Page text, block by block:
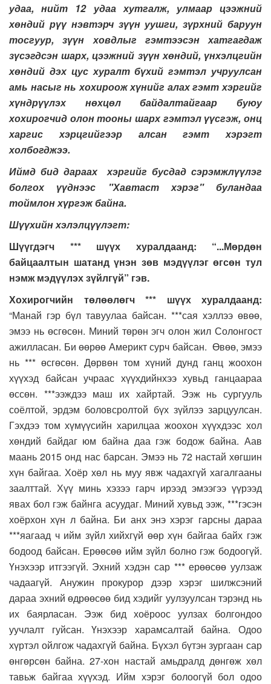
удаа, нийт 12 удаа хутгалж, улмаар цээжний
хөндий рүү нэвтэрч зүүн уушги, зүрхний баруун
тосгуур, зүүн ховдлыг гэмтээсэн хатгагдаж
зүсэгдсэн шарх, цээжний зүүн хөндий, үнхэлцгийн
хөндий дэх цус хуралт бүхий гэмтэл учруулсан
амь насыг нь хохироож хүнийг алах гэмт хэргийг
хүндрүүлэх нөхцөл байдалтайгаар буюу
хохирогчид олон тооны шарх гэмтэл үүсгэж, онц
харгис хэрцгийгээр алсан гэмт хэрэгт
холбогджээ.
Иймд бид дараах хэргийг бусдад сэрэмжлүүлэг
болгох үүднээс "Хавтаст хэрэг" буландаа
тоймлон хүргэж байна.
Шүүхийн хэлэлцүүлэгт:
Шүүгдэгч *** шүүх хуралдаанд: “...Мөрдөн
байцаалтын шатанд үнэн зөв мэдүүлэг өгсөн тул
нэмж мэдүүлэх зүйлгүй” гэв.
Хохирогчийн төлөөлөгч *** шүүх хуралдаанд:
“Манай гэр бүл тавуулаа байсан. ***сая хэллээ өвөө,
эмээ нь өсгөсөн. Миний төрөн эгч олон жил Солонгост
ажилласан. Би өөрөө Америкт сурч байсан. Өвөө, эмээ
нь *** өсгөсөн. Дөрвөн том хүний дунд ганц жоохон
хүүхэд байсан учраас хүүхдийнхээ хувьд ганцаараа
өссөн. ***ээждээ маш их хайртай. Ээж нь сургууль
соёлтой, эрдэм боловсролтой бүх зүйлээ зарцуулсан.
Гэхдээ том хүмүүсийн харилцаа жоохон хүүхдээс хол
хөндий байдаг юм байна даа гэж бодож байна. Аав
маань 2015 онд нас барсан. Эмээ нь 72 настай хөгшин
хүн байгаа. Хоёр хөл нь муу явж чадахгүй хагалгааны
заалттай. Хүү минь хэзээ гарч ирээд эмээгээ үүрээд
явах бол гэж байнга асуудаг. Миний хувьд ээж, ***гэсэн
хоёрхон хүн л байна. Би анх энэ хэрэг гарсны дараа
***яагаад ч ийм зүйл хийхгүй өөр хүн байгаа байх гэж
бодоод байсан. Ерөөсөө ийм зүйл болно гэж бодоогүй.
Үнэхээр итгээгүй. Эхний хэдэн сар *** ерөөсөө уулзаж
чадаагүй. Анужин прокурор дээр хэрэг шилжсэний
дараа эхний өдрөөсөө бид хэдийг уулзуулсан тэрэнд нь
их баярласан. Ээж бид хоёроос уулзах болгондоо
уучлалт гуйсан. Үнэхээр харамсалтай байна. Одоо
хүртэл ойлгож чадахгүй байна. Бүхэл бүтэн зургаан сар
өнгөрсөн байна. 27-хон настай амьдралд дөнгөж хөл
тавьж байгаа хүүхэд. Ийм хэрэг болоогүй бол одоо